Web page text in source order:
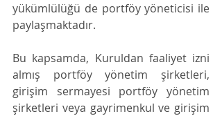
yükümlülüğü de portföy yöneticisi ile
paylaşmaktadır.
Bu kapsamda, Kuruldan faaliyet izni
almış portföy yönetim şirketleri,
girişim sermayesi portföy yönetim
şirketleri veya gayrimenkul ve girişim